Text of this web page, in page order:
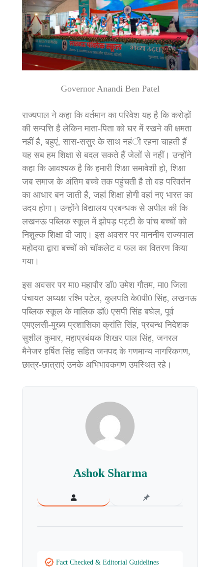
Governor Anandi Ben Patel
राज्यपाल ने कहा कि वर्तमान का परिवेश यह है कि करोड़ों
की सम्पत्ति है लेकिन माता-पिता को घर में रखने की क्षमता
नहीं है, बहुएं, सास-ससुर के साथ नहंी रहना चाहती हैं
यह सब हम शिक्षा से बदल सकते हैं जेलों से नहीं। उन्होंने
कहा कि आवश्यक है कि हमारी शिक्षा समावेशी हो, शिक्षा
जब समाज के अंतिम बच्चे तक पहुंचती है तो वह परिवर्तन
का आधार बन जाती है, जहां शिक्षा होगी वहां नए भारत का
उदय होगा। उन्होंने विद्यालय प्रबन्धक से अपील की कि
लखनऊ पब्लिक स्कूल में झोपड़ पट्टी के पांच बच्चों को
निशुल्क शिक्षा दी जाए। इस अवसर पर माननीय राज्यपाल
महोदया द्वारा बच्चों को चॉकलेट व फल का वितरण किया
गया।
इस अवसर पर मा0 महापौर डॉ0 उमेश गौतम, मा0 जिला
पंचायत अध्यक्ष रश्मि पटेल, कुलपति के0पी0 सिंह, लखनऊ
पब्लिक स्कूल के मालिक डॉ0 एसपी सिंह बघेल, पूर्व
एमएलसी-मुख्य प्रशासिका क्रांति सिंह, प्रबन्ध निदेशक
सुशील कुमार, महाप्रबंधक शिखर पाल सिंह, जनरल
मैनेजर हर्षित सिंह सहित जनपद के गणमान्य नागरिकगण,
छात्र-छात्राएं उनके अभिभावकगण उपस्थित रहे।
Ashok Sharma
Fact Checked & Editorial Guidelines